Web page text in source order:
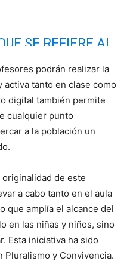
SE REFIERE AL
UN SENTIDO
#CULTURAL,
DE
ISLÁMICA.
podrán realizar la
activa tanto en clase como
digital también permite
cualquier punto
a la población un
de este
a cabo tanto en el aula
que amplía el alcance del
en las niñas y niños, sino
Esta iniciativa ha sido
Pluralismo y Convivencia.